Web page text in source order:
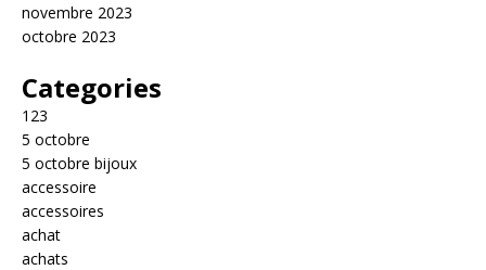
novembre 2023
octobre 2023
Categories
123
5 octobre
5 octobre bijoux
accessoire
accessoires
achat
achats